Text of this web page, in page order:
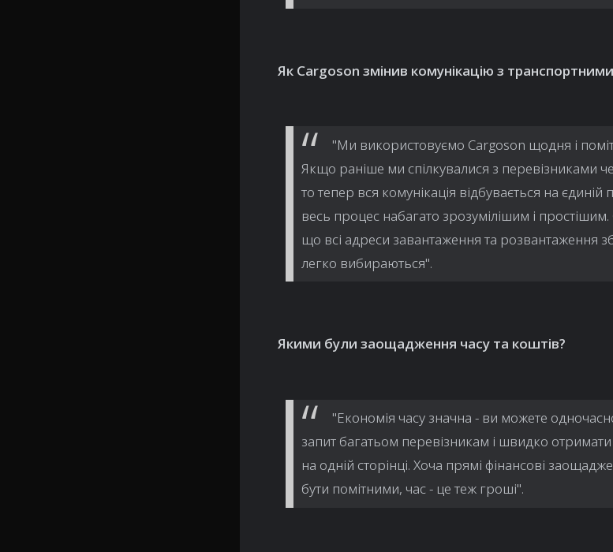
Як Cargoson змінив комунікацію з
"Ми використовуємо Cargoson щодня і
Якщо раніше ми спілкувалися з перевізниками
то тепер вся комунікація відбувається на
весь процес набагато зрозумілішим і
що всі адреси завантаження та розвантаження
легко вибираються".
Якими були заощадження часу та коштів?
"Економія часу значна - ви можете
запит багатьом перевізникам і швидко отримати
на одній сторінці. Хоча прямі фінансові
бути помітними, час - це теж гроші".